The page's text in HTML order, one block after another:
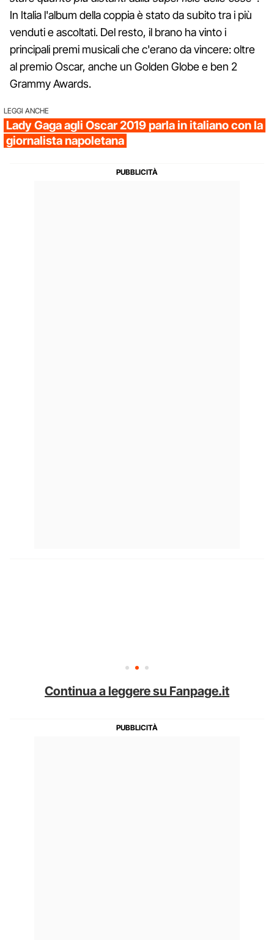
In Italia l'album della coppia è stato da subito tra i più
venduti e ascoltati. Del resto, il brano ha vinto i
principali premi musicali che c'erano da vincere: oltre
al premio Oscar, anche un Golden Globe e ben 2
Grammy Awards.
LEGGI ANCHE
Lady Gaga agli Oscar 2019 parla in italiano con la
giornalista napoletana
Continua a leggere su Fanpage.it